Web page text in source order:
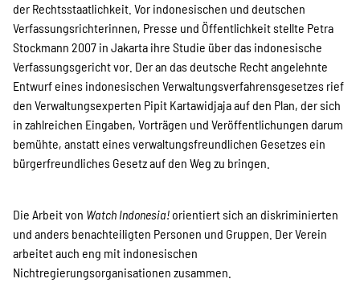
der Rechtsstaatlichkeit. Vor indonesischen und deutschen
Verfassungsrichterinnen, Presse und Öffentlichkeit stellte Petra
Stockmann 2007 in Jakarta ihre Studie über das indonesische
Verfassungsgericht vor. Der an das deutsche Recht angelehnte
Entwurf eines indonesischen Verwaltungsverfahrensgesetzes rief
den Verwaltungsexperten Pipit Kartawidjaja auf den Plan, der sich
in zahlreichen Eingaben, Vorträgen und Veröffentlichungen darum
bemühte, anstatt eines verwaltungsfreundlichen Gesetzes ein
bürgerfreundliches Gesetz auf den Weg zu bringen.
Die Arbeit von Watch Indonesia! orientiert sich an diskriminierten
und anders benachteiligten Personen und Gruppen. Der Verein
arbeitet auch eng mit indonesischen
Nichtregierungsorganisationen zusammen.